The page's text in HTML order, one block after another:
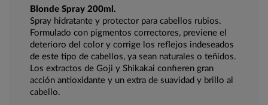
Blonde Spray 200ml.
Spray hidratante y protector para cabellos rubios.
Formulado con pigmentos correctores, previene el
deterioro del color y corrige los reflejos indeseados
de este tipo de cabellos, ya sean naturales o teñidos.
Los extractos de Goji y Shikakai confieren gran
acción antioxidante y un extra de suavidad y brillo al
cabello.